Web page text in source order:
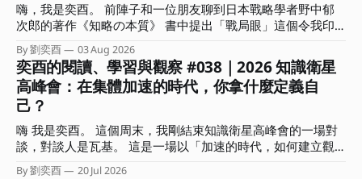
嗨，我是奕酉。 前陣子和一位朋友聊到日本戰略學者野中郁
次郎的著作《知略の本質》 書中提出「戰局眼」這個令我印
象深刻的概念。作者分析歷史上許多以弱勝強的逆轉戰事，發
現頂尖指揮官能擺脫消耗戰，關鍵不在於盲目的執行力，而是
在混沌中能瞬間看穿局勢、找到破局點的洞察力。 書中也指
出，真正具備戰局眼的指揮官在關鍵時刻的決策有兩個關鍵：
一｜懂得捨棄。明白哪些局部利益能放棄，以換取整體戰局的
空間與時間。 二｜精準的時機感。知道何時該蓄力、何時該
果斷傾全力下注。 這讓我聯想到，這不正是多數人在面對競
爭時最欠缺的「全局視角」嗎？ 常有人問我：奕酉，為什麼
我每天拼命生內容、趕專案，產出卻總是像消耗品一樣，價格
By 劉奕酉 03 Aug 2026
奕酉的閱讀、學習與觀察 #038｜2026 知識衛星
高峰會：在集體加速的時代，你拿什麼定義自
己？
嗨 我是奕酉。 這個周末，我剛結束知識衛星高峰會的一場對
談，對談人是瓦基。 這是一場以「加速的時代，如何建立觀
點、用結構放大影響力」為主題的對談，在準備時我也在思
By 劉奕酉 20 Jul 2026